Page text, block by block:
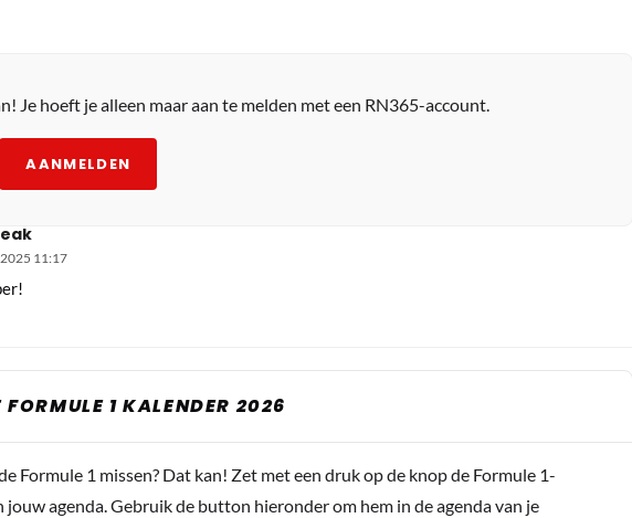
Je hoeft je alleen maar aan te melden met een RN365-account.
AANMELDEN
11:17
1 KALENDER 2026
Formule 1 missen? Dat kan! Zet met een druk op de knop de Formule 1-
jouw agenda. Gebruik de button hieronder om hem in de agenda van je